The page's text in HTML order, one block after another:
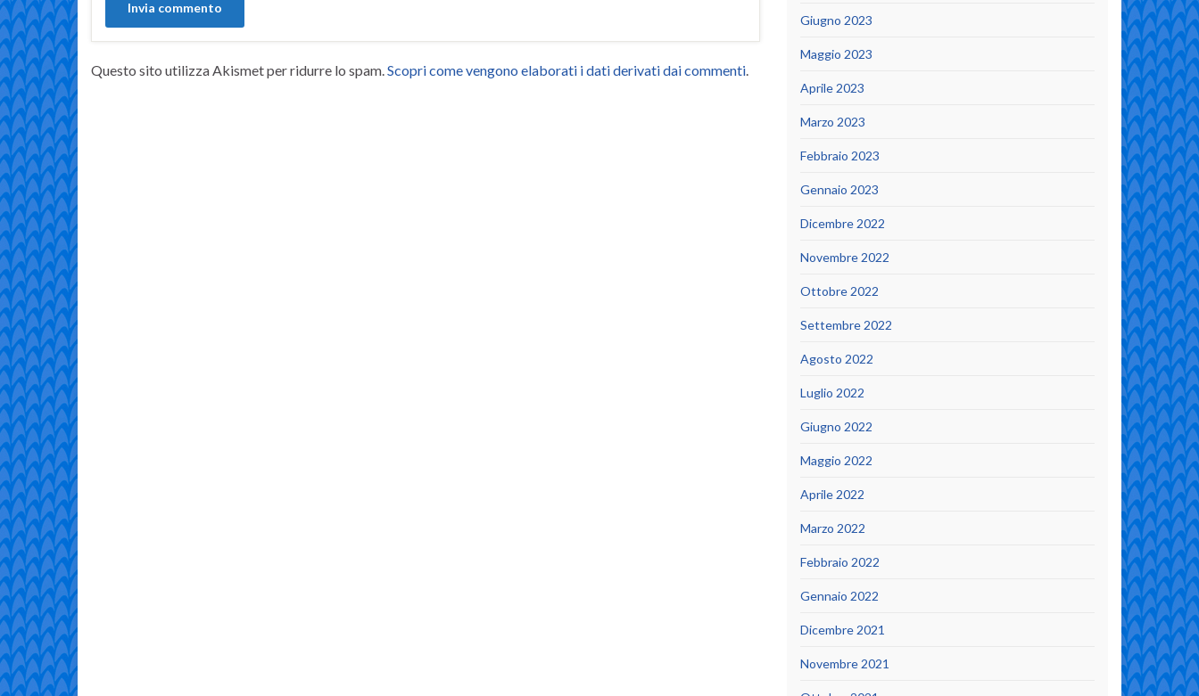
Questo sito utilizza Akismet per ridurre lo spam. Scopri come vengono elaborati i dati derivati dai commenti
Giugno 2023
Maggio 2023
Aprile 2023
Marzo 2023
Febbraio 2023
Gennaio 2023
Dicembre 2022
Novembre 2022
Ottobre 2022
Settembre 2022
Agosto 2022
Luglio 2022
Giugno 2022
Maggio 2022
Aprile 2022
Marzo 2022
Febbraio 2022
Gennaio 2022
Dicembre 2021
Novembre 2021